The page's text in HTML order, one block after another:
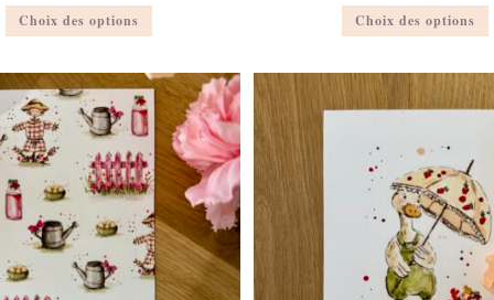
Choix des options Ce
a
variations.
Les
options
peuvent
être
choisies
sur
la
page
du
produit
Choix des options Ce
a
du